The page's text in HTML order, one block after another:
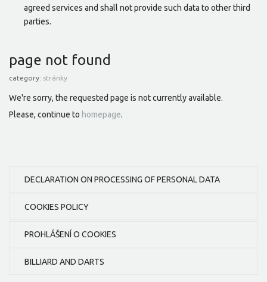
agreed services and shall not provide such data to other third
parties.
page not found
category: stránky
We're sorry, the requested page is not currently available.
Please, continue to homepage.
DECLARATION ON PROCESSING OF PERSONAL DATA
COOKIES POLICY
PROHLÁŠENÍ O COOKIES
BILLIARD AND DARTS